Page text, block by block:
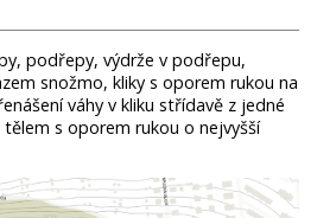
podřepy, výdrže v podřepu,
snožmo, kliky s oporem rukou na
váhy v kliku střídavě z jedné
tělem s oporem rukou o nejvyšší